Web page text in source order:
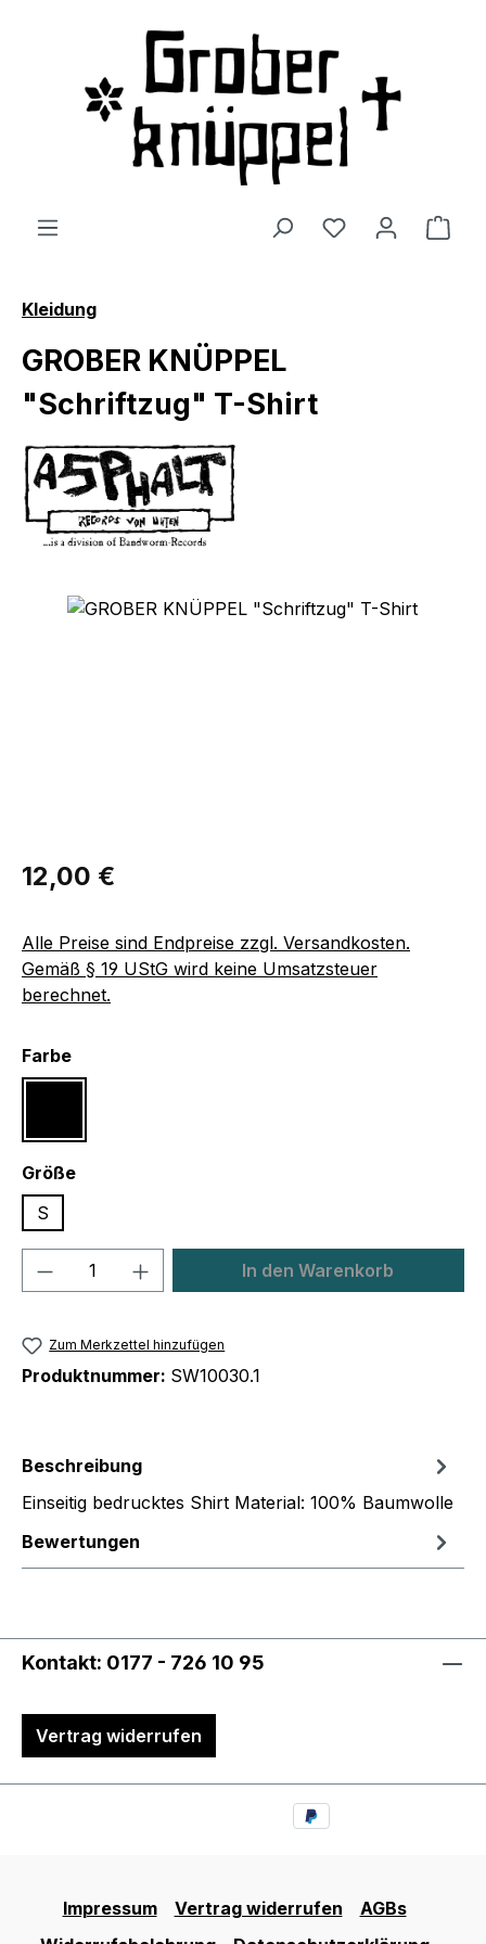
Zum Hauptinhalt springen
Du hast 0
Kleidung
GROBER KNÜPPEL
"Schriftzug" T-Shirt
Bildergalerie überspringen
Regulärer Preis:
12,00 €
Alle Preise sind Endpreise zzgl. Versandkosten.
Gemäß § 19 UStG wird keine Umsatzsteuer
berechnet.
Farbeauswählen
Größeauswählen
S
Produkt Anzahl: Gib denIn den Warenkorb
Zum Merkzettel hinzufügen
Produktnummer: SW10030.1
Beschreibung
Einseitig bedrucktes Shirt Material: 100% Baumwolle
Bewertungen
Kontakt: 0177 - 726 10 95
Vertrag widerrufen
Impressum Vertrag widerrufen
AGBs